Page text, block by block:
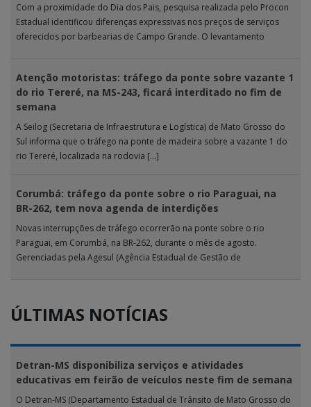
Com a proximidade do Dia dos Pais, pesquisa realizada pelo Procon
Estadual identificou diferenças expressivas nos preços de serviços
oferecidos por barbearias de Campo Grande. O levantamento
Atenção motoristas: tráfego da ponte sobre vazante 1
do rio Tereré, na MS-243, ficará interditado no fim de
semana
A Seilog (Secretaria de Infraestrutura e Logística) de Mato Grosso do
Sul informa que o tráfego na ponte de madeira sobre a vazante 1 do
rio Tereré, localizada na rodovia […]
Corumbá: tráfego da ponte sobre o rio Paraguai, na
BR-262, tem nova agenda de interdições
Novas interrupções de tráfego ocorrerão na ponte sobre o rio
Paraguai, em Corumbá, na BR-262, durante o mês de agosto.
Gerenciadas pela Agesul (Agência Estadual de Gestão de
ÚLTIMAS NOTÍCIAS
Detran-MS disponibiliza serviços e atividades
educativas em feirão de veículos neste fim de semana
O Detran-MS (Departamento Estadual de Trânsito de Mato Grosso do